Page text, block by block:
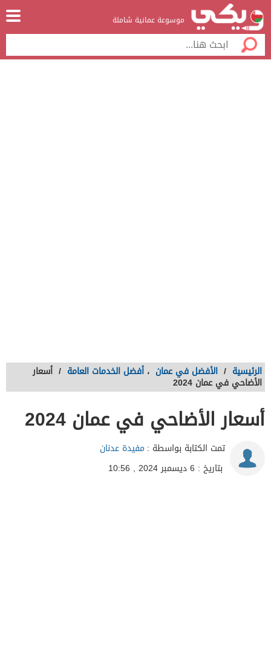
موسوعة عمانية شاملة
الرئيسية / الأفضل في عمان ، أفضل الخدمات العامة / أسعار
الأضاحي في عمان 2024
أسعار الأضاحي في عمان 2024
تمت الكتابة بواسطة : مفيدة عدنان
بتاريخ : 6 ديسمبر 2024 , 10:56